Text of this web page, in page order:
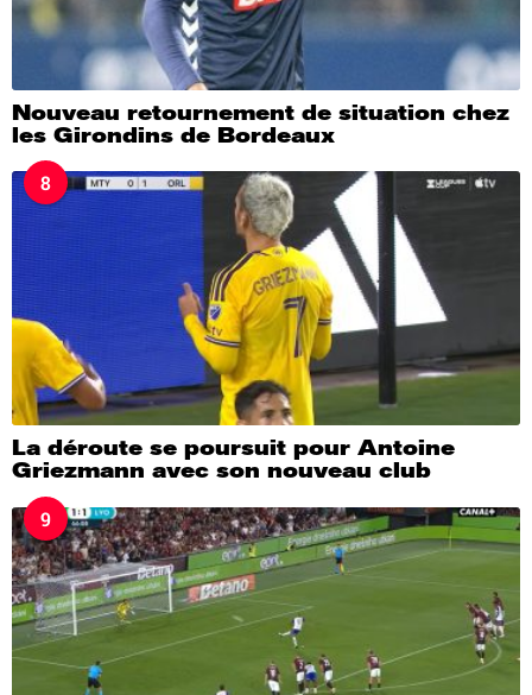
Nouveau retournement de situation chez
les Girondins de Bordeaux
8
La déroute se poursuit pour Antoine
Griezmann avec son nouveau club
9